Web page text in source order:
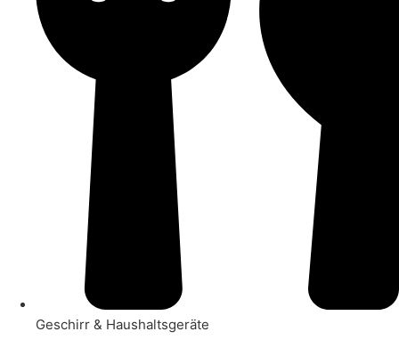
Geschirr & Haushaltsgeräte